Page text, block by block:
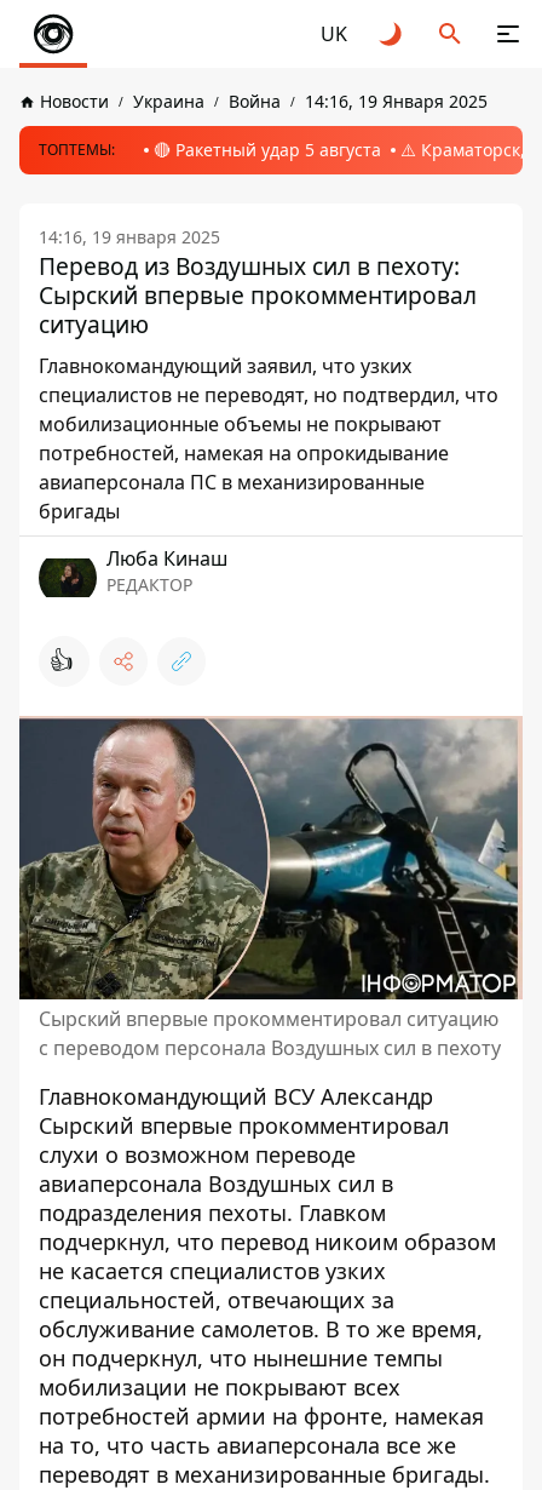
UK
Новости Украина Война 14:16, 19 Января 2025
ТОПТЕМЫ: 🔴 Ракетный удар 5 августа ⚠️ Краматорск,
14:16, 19 января 2025
Перевод из Воздушных сил в пехоту:
Сырский впервые прокомментировал
ситуацию
Главнокомандующий заявил, что узких
специалистов не переводят, но подтвердил, что
мобилизационные объемы не покрывают
потребностей, намекая на опрокидывание
авиаперсонала ПС в механизированные
бригады
Люба Кинаш
РЕДАКТОР
👍
Сырский впервые прокомментировал ситуацию
с переводом персонала Воздушных сил в пехоту
Главнокомандующий ВСУ Александр
Сырский впервые прокомментировал
слухи о возможном переводе
авиаперсонала Воздушных сил в
подразделения пехоты. Главком
подчеркнул, что перевод никоим образом
не касается специалистов узких
специальностей, отвечающих за
обслуживание самолетов. В то же время,
он подчеркнул, что нынешние темпы
мобилизации не покрывают всех
потребностей армии на фронте, намекая
на то, что часть авиаперсонала все же
переводят в механизированные бригады.